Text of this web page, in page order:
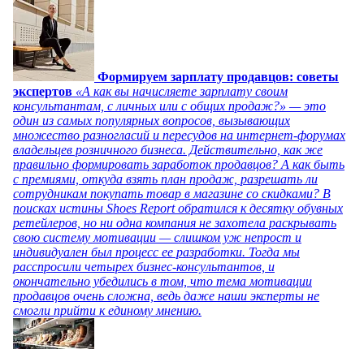
Формируем зарплату продавцов: советы
экспертов «А как вы начисляете зарплату своим
консультантам, с личных или с общих продаж?» — это
один из самых популярных вопросов, вызывающих
множество разногласий и пересудов на интернет-форумах
владельцев розничного бизнеса. Действительно, как же
правильно формировать заработок продавцов? А как быть
с премиями, откуда взять план продаж, разрешать ли
сотрудникам покупать товар в магазине со скидками? В
поисках истины Shoes Report обратился к десятку обувных
ретейлеров, но ни одна компания не захотела раскрывать
свою систему мотивации — слишком уж непрост и
индивидуален был процесс ее разработки. Тогда мы
расспросили четырех бизнес-консультантов, и
окончательно убедились в том, что тема мотивации
продавцов очень сложна, ведь даже наши эксперты не
смогли прийти к единому мнению.